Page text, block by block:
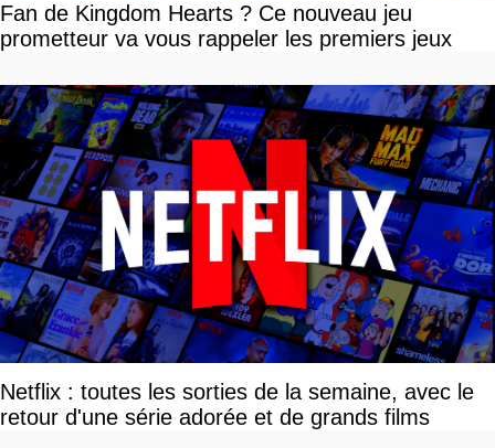
Fan de Kingdom Hearts ? Ce nouveau jeu
prometteur va vous rappeler les premiers jeux
Netflix : toutes les sorties de la semaine, avec le
retour d'une série adorée et de grands films